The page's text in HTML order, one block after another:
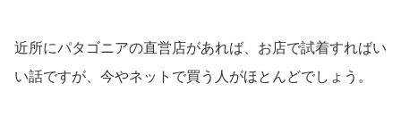
近所にパタゴニアの直営店があれば、お店で試着すればい
い話ですが、今やネットで買う人がほとんどでしょう。